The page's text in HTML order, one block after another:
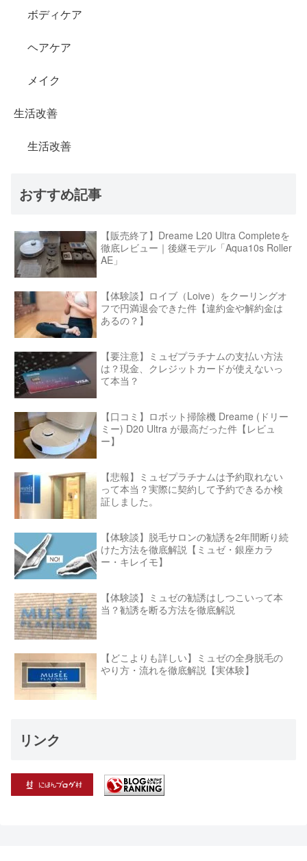
ボディケア
ヘアケア
メイク
生活改善
生活改善
おすすめ記事
【販売終了】Dreame L20 Ultra Completeを
徹底レビュー｜後継モデル「Aqua10s Roller
AE」
【体験談】ロイブ（Loive）をクーリングオ
フで円満退会できた件【違約金や解約金は
あるの？】
【要注意】ミュゼプラチナムの支払い方法
は？現金、クレジットカードが使えないっ
て本当？
【口コミ】ロボット掃除機 Dreame (ドリー
ミー) D20 Ultra が最高だった件【レビュ
ー】
【悲報】ミュゼプラチナムは予約取れない
って本当？実際に契約して予約できるか検
証しました。
【体験談】脱毛サロンの勧誘を2年間断り続
けた方法を徹底解説【ミュゼ・銀座カラ
ー・キレイモ】
【体験談】ミュゼの勧誘はしつこいって本
当？勧誘を断る方法を徹底解説
【どこよりも詳しい】ミュゼの全身脱毛の
やり方・流れを徹底解説【実体験】
リンク